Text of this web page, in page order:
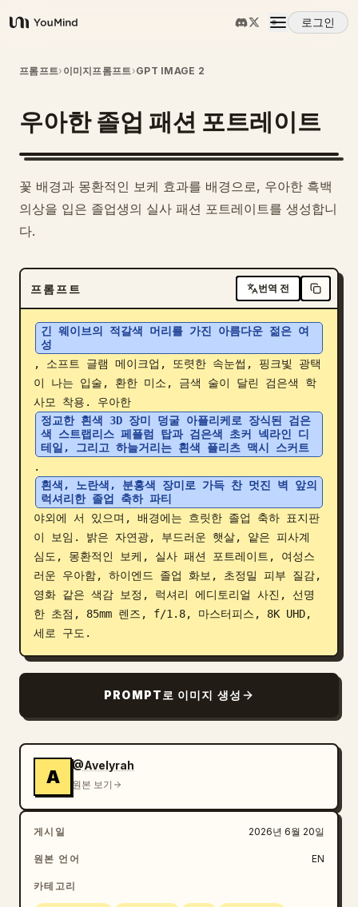
YouMind
로그인
개요
사용 사례
프롬프트
가격
다운로드
블로그
업데이트
프롬프트› 이미지프롬프트›GPT IMAGE 2
우아한 졸업 패션 포트레이트
꽃 배경과 몽환적인 보케 효과를 배경으로, 우아한 흑백
의상을 입은 졸업생의 실사 패션 포트레이트를 생성합니
다.
프롬프트 번역 전
긴 웨이브의 적갈색 머리를 가진 아름다운 젊은 여
성
, 소프트 글램 메이크업, 또렷한 속눈썹, 핑크빛 광택
이 나는 입술, 환한 미소, 금색 술이 달린 검은색 학
사모 착용. 우아한
정교한 흰색 3D 장미 덩굴 아플리케로 장식된 검은
색 스트랩리스 페플럼 탑과 검은색 초커 넥라인 디
테일, 그리고 하늘거리는 흰색 플리츠 맥시 스커트
.
흰색, 노란색, 분홍색 장미로 가득 찬 멋진 벽 앞의
럭셔리한 졸업 축하 파티
야외에 서 있으며, 배경에는 흐릿한 졸업 축하 표지판
이 보임. 밝은 자연광, 부드러운 햇살, 얕은 피사계
심도, 몽환적인 보케, 실사 패션 포트레이트, 여성스
러운 우아함, 하이엔드 졸업 화보, 초정밀 피부 질감,
영화 같은 색감 보정, 럭셔리 에디토리얼 사진, 선명
한 초점, 85mm 렌즈, f/1.8, 마스터피스, 8K UHD,
세로 구도.
PROMPT로 이미지 생성
A
@Avelyrah
원본 보기
게시일 2026년 6월 20일
원본 언어 EN
카테고리